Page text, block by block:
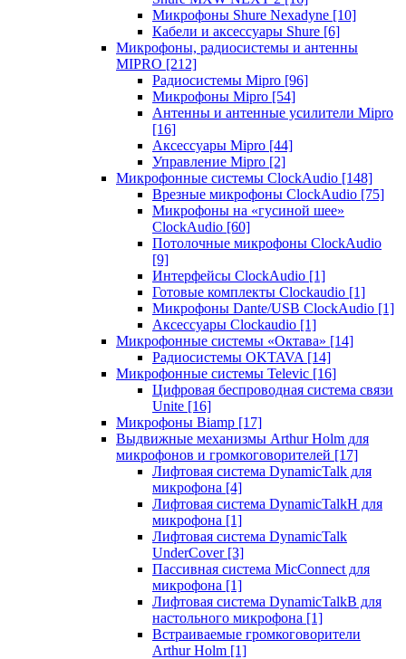
Микрофоны Shure Nexadyne [10]
Кабели и аксессуары Shure [6]
Микрофоны, радиосистемы и антенны
MIPRO [212]
Радиосистемы Mipro [96]
Микрофоны Mipro [54]
Антенны и антенные усилители Mipro
[16]
Аксессуары Mipro [44]
Управление Mipro [2]
Микрофонные системы ClockAudio [148]
Врезные микрофоны ClockAudio [75]
Микрофоны на «гусиной шее»
ClockAudio [60]
Потолочные микрофоны ClockAudio
[9]
Интерфейсы ClockAudio [1]
Готовые комплекты Clockaudio [1]
Микрофоны Dante/USB ClockAudio [1]
Аксессуары Clockaudio [1]
Микрофонные системы «Октава» [14]
Радиосистемы OKTAVA [14]
Микрофонные системы Televic [16]
Цифровая беспроводная система связи
Unite [16]
Микрофоны Biamp [17]
Выдвижные механизмы Arthur Holm для
микрофонов и громкоговорителей [17]
Лифтовая система DynamicTalk для
микрофона [4]
Лифтовая система DynamicTalkH для
микрофона [1]
Лифтовая система DynamicTalk
UnderCover [3]
Пассивная система MicConnect для
микрофона [1]
Лифтовая система DynamicTalkB для
настольного микрофона [1]
Встраиваемые громкоговорители
Arthur Holm [1]